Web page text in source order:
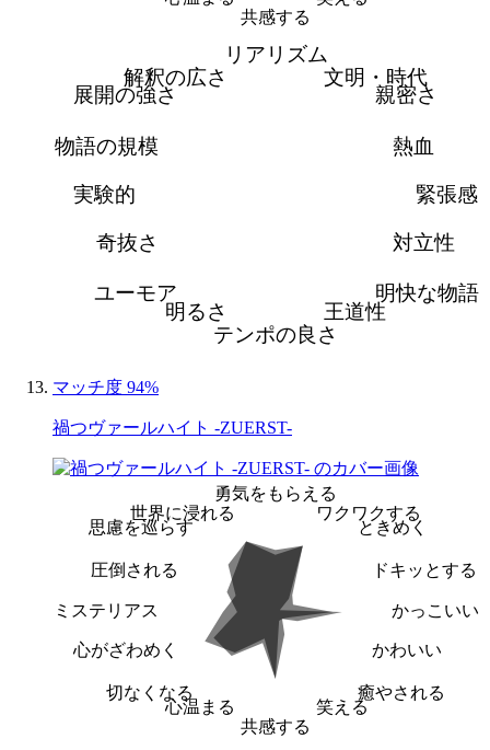
共感する
リアリズム
文明・時代
親密さ
熱血
緊張感
対立性
明快な物語
王道性
テンポの良さ
明るさ
ユーモア
奇抜さ
実験的
物語の規模
展開の強さ
解釈の広さ
マッチ度 94%
禍つヴァールハイト -ZUERST-
勇気をもらえる
ワクワクする
ときめく
ドキッとする
かっこいい
かわいい
癒やされる
笑える
共感する
心温まる
切なくなる
心がざわめく
ミステリアス
圧倒される
思慮を巡らす
世界に浸れる